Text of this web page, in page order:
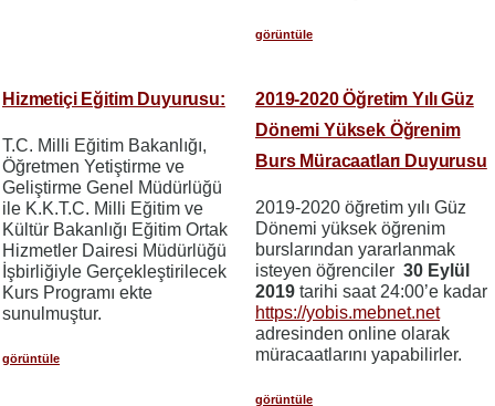
görüntüle
Hizmetiçi Eğitim Duyurusu:
T.C. Milli Eğitim Bakanlığı,
Öğretmen Yetiştirme ve
Geliştirme Genel Müdürlüğü
ile K.K.T.C. Milli Eğitim ve
Kültür Bakanlığı Eğitim Ortak
Hizmetler Dairesi Müdürlüğü
İşbirliğiyle Gerçekleştirilecek
Kurs Programı ekte
sunulmuştur.
görüntüle
2019-2020 Öğretim Yılı Güz
Dönemi Yüksek Öğrenim
Burs Müracaatları Duyurusu
2019-2020 öğretim yılı Güz
Dönemi yüksek öğrenim
burslarından yararlanmak
isteyen öğrenciler 30 Eylül
2019 tarihi saat 24:00’e kadar
https://yobis.mebnet.net
adresinden online olarak
müracaatlarını yapabilirler.
görüntüle